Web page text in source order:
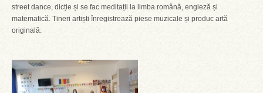
street dance, dicție și se fac meditații la limba română, engleză și
matematică. Tineri artiști înregistrează piese muzicale și produc artă
originală.